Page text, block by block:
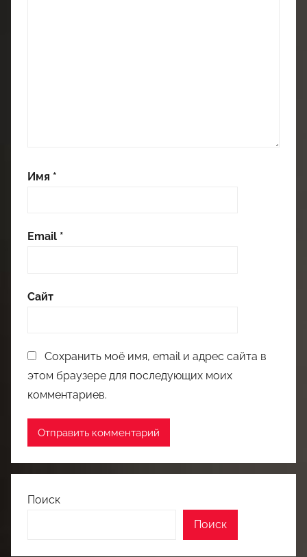
Имя *
Email *
Сайт
Сохранить моё имя, email и адрес сайта в
этом браузере для последующих моих
комментариев.
Поиск
Поиск